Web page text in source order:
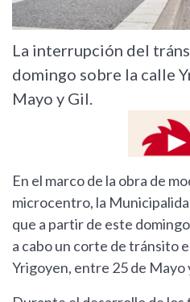
La interrupción del
domingo sobre la calle
Mayo y Gil.
En el marco de la obra de
microcentro, la
que a partir de este
a cabo un corte de tránsito
Yrigoyen, entre 25 de Mayo